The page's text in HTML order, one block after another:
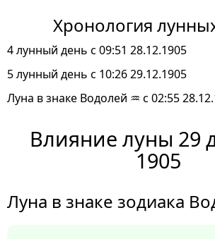
Хронология
4 лунный день с 09:51 28.12.1905
5 лунный день с 10:26 29.12.1905
Луна в знаке Водолей ♒ с 02:55
Влияние луны 29
1905
Луна в знаке зодиака